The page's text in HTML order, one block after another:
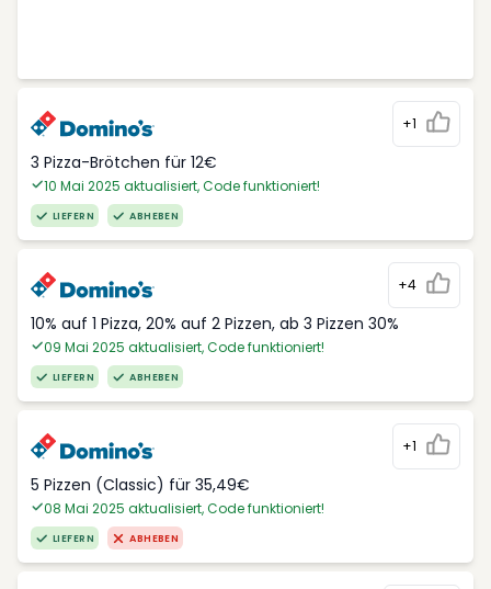
+1
3 Pizza-Brötchen für 12€
10 Mai 2025 aktualisiert, Code funktioniert!
LIEFERN ABHEBEN
+4
10% auf 1 Pizza, 20% auf 2 Pizzen, ab 3 Pizzen 30%
09 Mai 2025 aktualisiert, Code funktioniert!
LIEFERN ABHEBEN
+1
5 Pizzen (Classic) für 35,49€
08 Mai 2025 aktualisiert, Code funktioniert!
LIEFERN ABHEBEN